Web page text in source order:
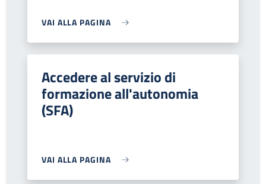
VAI ALLA PAGINA
Accedere al servizio di
formazione all'autonomia
(SFA)
VAI ALLA PAGINA